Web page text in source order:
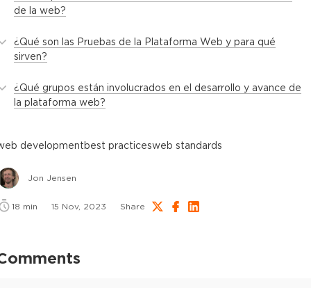
de la web?
¿Qué son las Pruebas de la Plataforma Web y para qué
sirven?
¿Qué grupos están involucrados en el desarrollo y avance de
la plataforma web?
developmentbest practicesweb standards
Jon Jensen
18 min 15 Nov, 2023 Share